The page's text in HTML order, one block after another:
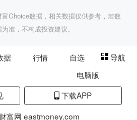
Choice数据，相关数据仅供参考，若数
准，不构成投资建议。
据 行情 自选
导航
电脑版
下载APP
富网 eastmoney.com